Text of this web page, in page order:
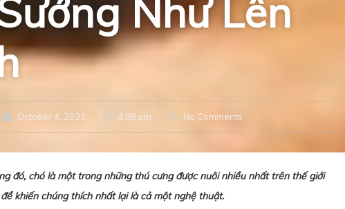
Như Lên
October 4, 2021 4:08 pm No Comments
đó, chó là một trong những thú cưng được nuôi nhiều nhất trên thế giới
khiến chúng thích nhất lại là cả một nghệ thuật.